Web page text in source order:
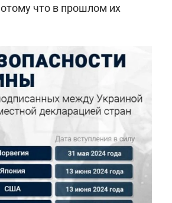
что в прошлом их